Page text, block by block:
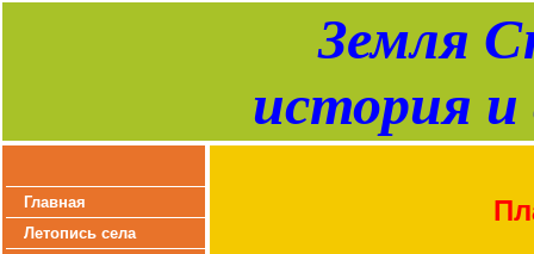
Земля
история и
Главная
Летопись села